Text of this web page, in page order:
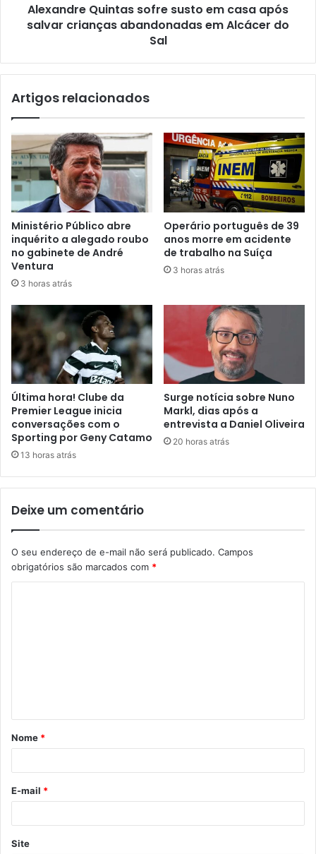
Alexandre Quintas sofre susto em casa após
salvar crianças abandonadas em Alcácer do
Sal
Artigos relacionados
Ministério Público abre
inquérito a alegado roubo
no gabinete de André
Ventura
3 horas atrás
Operário português de 39
anos morre em acidente
de trabalho na Suíça
3 horas atrás
Última hora! Clube da
Premier League inicia
conversações com o
Sporting por Geny Catamo
13 horas atrás
Surge notícia sobre Nuno
Markl, dias após a
entrevista a Daniel Oliveira
20 horas atrás
Deixe um comentário
O seu endereço de e-mail não será publicado. Campos
obrigatórios são marcados com *
á
r
*
Nome *
E-mail *
Site